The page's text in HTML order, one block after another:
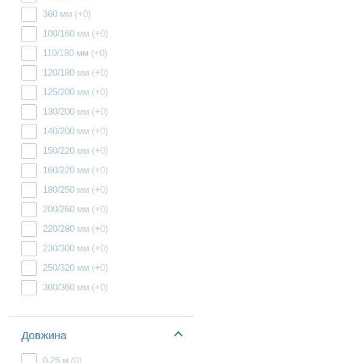
360 мм (+0)
100/160 мм (+0)
110/180 мм (+0)
120/180 мм (+0)
125/200 мм (+0)
130/200 мм (+0)
140/200 мм (+0)
150/220 мм (+0)
160/220 мм (+0)
180/250 мм (+0)
200/260 мм (+0)
220/280 мм (+0)
230/300 мм (+0)
250/320 мм (+0)
300/360 мм (+0)
Довжина
0,25 м (0)